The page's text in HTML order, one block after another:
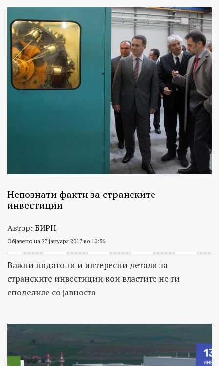
Непознати факти за странските
инвестиции
Автор: БИРН
Објавено на 27 јануари 2017 во 10:56
Важни податоци и интересни детали за
странските инвестиции кои властите не ги
споделиле со јавноста